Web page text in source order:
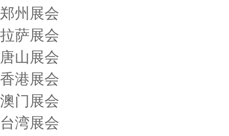
郑州展会
拉萨展会
唐山展会
香港展会
澳门展会
台湾展会